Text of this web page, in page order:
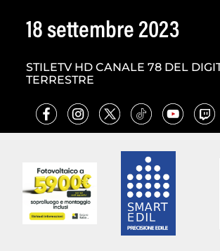
18 settembre 2023
STILETV HD CANALE 78 DEL
TERRESTRE